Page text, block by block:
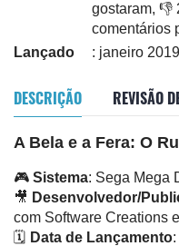
gostaram, 👎
comentários
Lançado
: janeiro 2019
DESCRIÇÃO REVISÃO
A Bela e a Fera: O
🎮 Sistema: Sega Mega
🎥 Desenvolvedor/
com Software Creations
🗓️ Data de Lançamento